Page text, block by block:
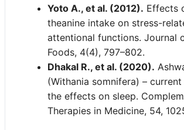
Yoto A., et al. (2012). Effects
theanine intake on stress-
attentional functions. Journal
Foods, 4(4), 797–802.
Dhakal R., et al. (2020).
(Withania somnifera) –
the effects on sleep.
Therapies in Medicine, 54,